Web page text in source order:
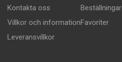
Kontakta oss
Villkor och information
Leveransvillkor
Beställningar
Favoriter